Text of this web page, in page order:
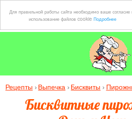
Для правильной работы сайта необходимо ваше согласие
использование файлов cookie Подробнее
Рецепты Выпечка Бисквиты
Бисквитные